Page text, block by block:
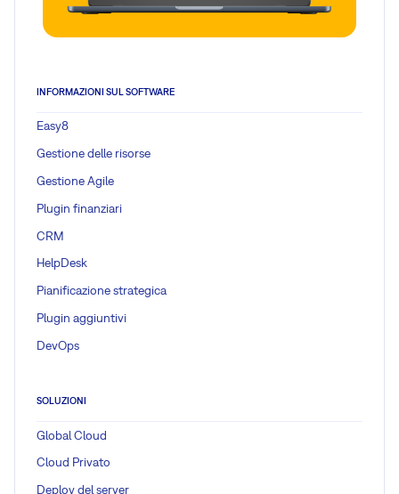
INFORMAZIONI SUL SOFTWARE
Easy8
Gestione delle risorse
Gestione Agile
Plugin finanziari
CRM
HelpDesk
Pianificazione strategica
Plugin aggiuntivi
DevOps
SOLUZIONI
Global Cloud
Cloud Privato
Deploy del server